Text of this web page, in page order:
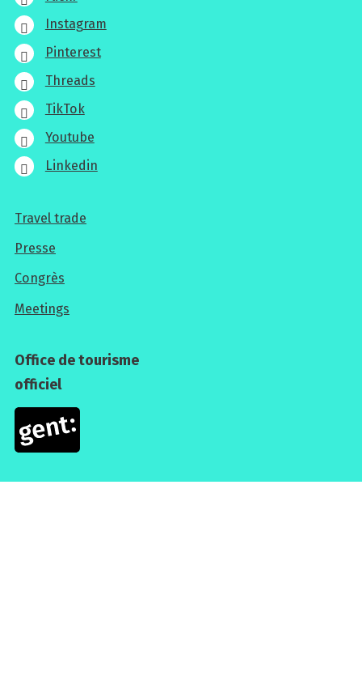
Instagram
Pinterest
Threads
TikTok
Youtube
Linkedin
Pour
les
professionnels
Travel trade
Presse
Congrès
Meetings
Office de tourisme
officiel